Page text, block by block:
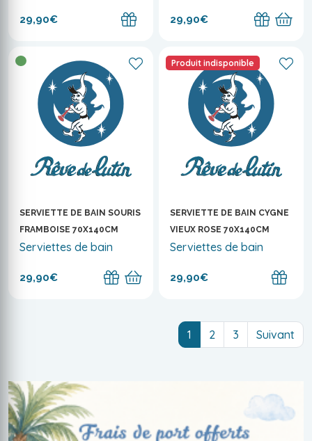
29,90€ 29,90€
SERVIETTE DE BAIN SOURIS
FRAMBOISE 70X140CM
Serviettes de bain
29,90€
Produit indisponible
SERVIETTE DE BAIN CYGNE
VIEUX ROSE 70X140CM
Serviettes de bain
29,90€
1 (current)
2 3 Suivant